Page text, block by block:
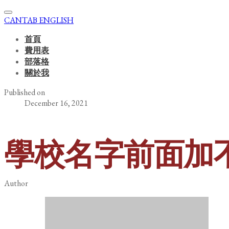
CANTAB ENGLISH
首頁
費用表
部落格
關於我
Published on
December 16, 2021
學校名字前面加
Author